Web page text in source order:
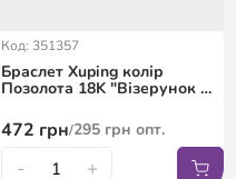
Код: 351357
Браслет Xuping колір
Позолота 18K "Візерунок з
472 грн/295 грн опт.
- +